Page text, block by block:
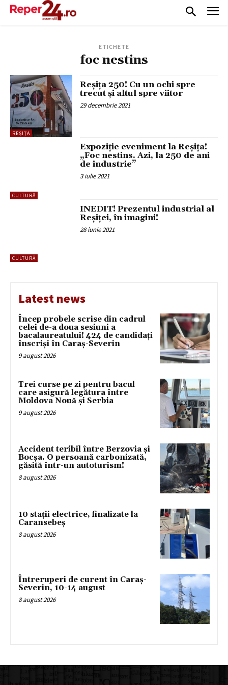
ETICHETE
foc nestins
REȘIȚA
Reșița 250! Cu un ochi spre
trecut și altul spre viitor
29 decembrie 2021
CULTURĂ
Expoziție eveniment la Reșița!
„Foc nestins. Azi, la 250 de ani
de industrie”
3 iulie 2021
CULTURĂ
INEDIT! Prezentul industrial al
Reșiței, în imagini!
28 iunie 2021
Latest news
Încep probele scrise din cadrul
celei de-a doua sesiuni a
bacalaureatului! 424 de candidați
înscriși în Caraș-Severin
9 august 2026
Trei curse pe zi pentru bacul
care asigură legătura între
Moldova Nouă și Serbia
9 august 2026
Accident teribil între Berzovia și
Bocșa. O persoană carbonizată,
găsită într-un autoturism!
8 august 2026
10 stații electrice, finalizate la
Caransebeș
8 august 2026
Întreruperi de curent în Caraș-
Severin, 10-14 august
8 august 2026